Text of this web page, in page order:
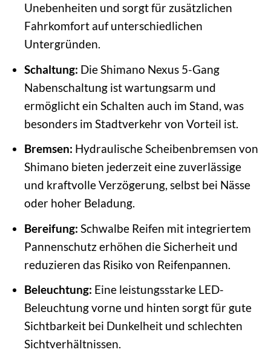
Unebenheiten und sorgt für zusätzlichen
Fahrkomfort auf unterschiedlichen
Untergründen.
Schaltung: Die Shimano Nexus 5-Gang
Nabenschaltung ist wartungsarm und
ermöglicht ein Schalten auch im Stand, was
besonders im Stadtverkehr von Vorteil ist.
Bremsen: Hydraulische Scheibenbremsen von
Shimano bieten jederzeit eine zuverlässige
und kraftvolle Verzögerung, selbst bei Nässe
oder hoher Beladung.
Bereifung: Schwalbe Reifen mit integriertem
Pannenschutz erhöhen die Sicherheit und
reduzieren das Risiko von Reifenpannen.
Beleuchtung: Eine leistungsstarke LED-
Beleuchtung vorne und hinten sorgt für gute
Sichtbarkeit bei Dunkelheit und schlechten
Sichtverhältnissen.